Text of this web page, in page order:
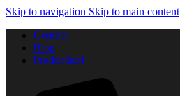
Skip to navigation Skip to main content
Contact
Blog
Producători